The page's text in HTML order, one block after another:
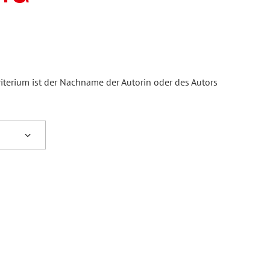
ist der Nachname der Autorin oder des Autors